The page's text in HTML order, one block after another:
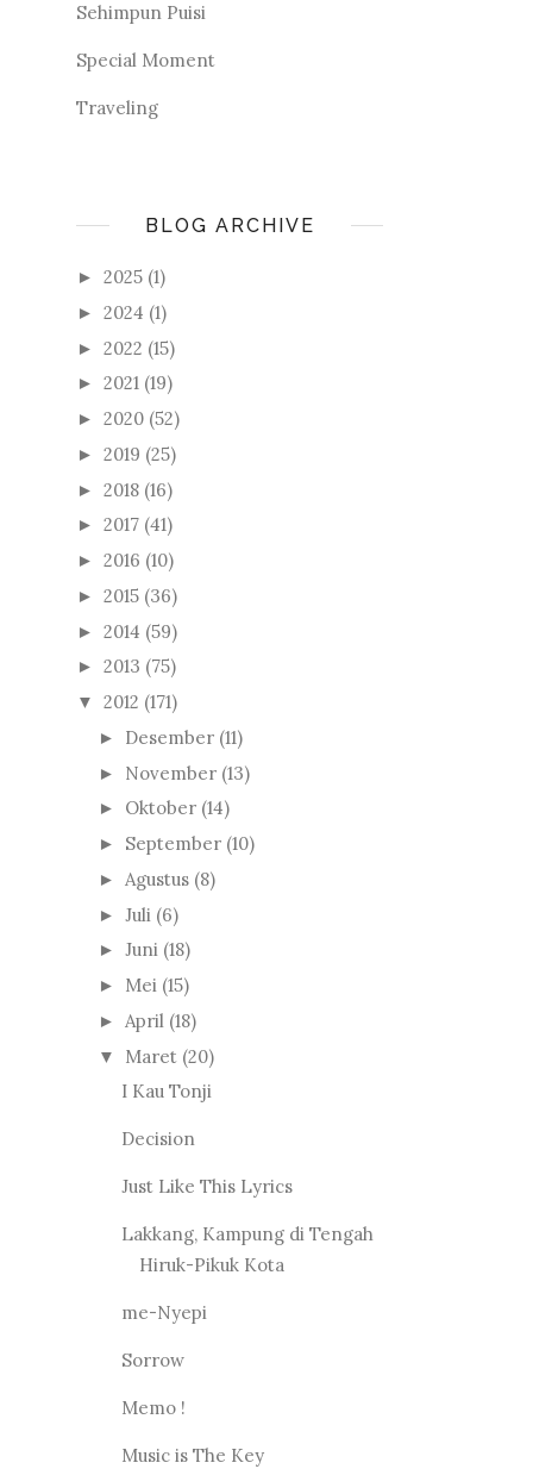
Sehimpun Puisi
Special Moment
Traveling
BLOG ARCHIVE
► 2025 (1)
► 2024 (1)
► 2022 (15)
► 2021 (19)
► 2020 (52)
► 2019 (25)
► 2018 (16)
► 2017 (41)
► 2016 (10)
► 2015 (36)
► 2014 (59)
► 2013 (75)
▼ 2012 (171)
► Desember (11)
► November (13)
► Oktober (14)
► September (10)
► Agustus (8)
► Juli (6)
► Juni (18)
► Mei (15)
► April (18)
▼ Maret (20)
I Kau Tonji
Decision
Just Like This Lyrics
Lakkang, Kampung di Tengah
Hiruk-Pikuk Kota
me-Nyepi
Sorrow
Memo !
Music is The Key